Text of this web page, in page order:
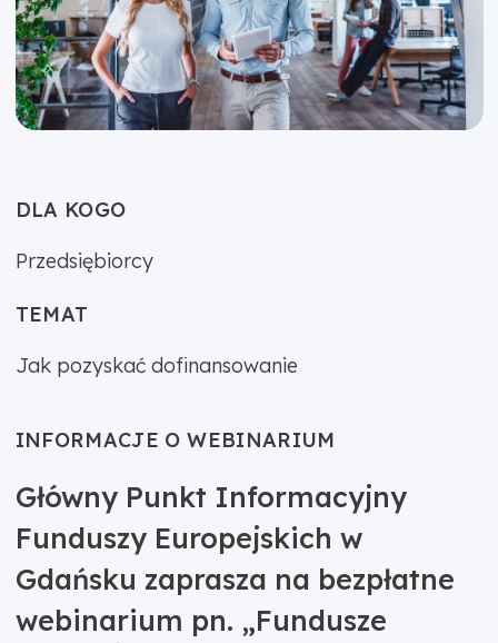
DLA KOGO
Przedsiębiorcy
TEMAT
Jak pozyskać dofinansowanie
INFORMACJE O WEBINARIUM
Główny Punkt Informacyjny
Funduszy Europejskich w
Gdańsku zaprasza na bezpłatne
webinarium pn. „Fundusze